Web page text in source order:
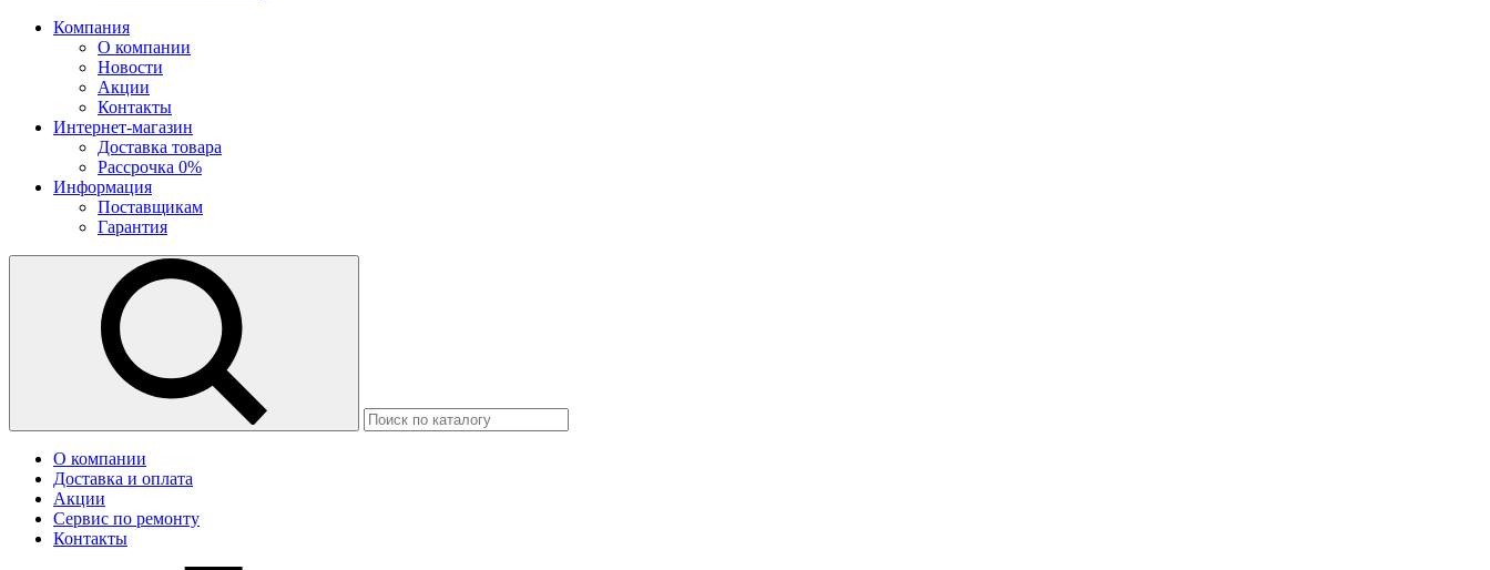
Компания
О компании
Новости
Акции
Контакты
Интернет-магазин
Доставка товара
Рассрочка 0%
Информация
Поставщикам
Гарантия
О компании
Доставка и оплата
Акции
Сервис по ремонту
Контакты